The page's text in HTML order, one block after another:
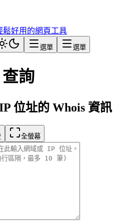
鬆好用的網頁工具
選單 選單
詢
位址的 Whois 資訊
全螢幕